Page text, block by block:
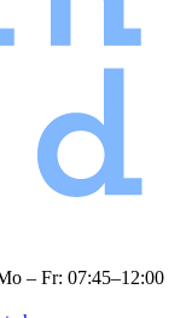
– Fr: 07:45–12:00